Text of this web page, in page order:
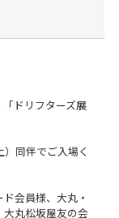
ドリフターズ展
同伴でご入場く
会員様、大丸・
丸松坂屋友の会